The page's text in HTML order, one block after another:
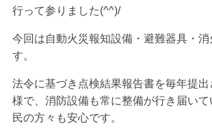
行って参りました(^^)/
今回は自動火災報知設備・避難器具・
す。
法令に基づき点検結果報告書を毎年提
様で、消防設備も常に整備が行き届い
民の方々も安心です。